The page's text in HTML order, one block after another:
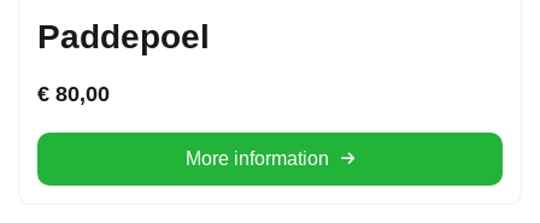
Paddepoel
€ 80,00
More information